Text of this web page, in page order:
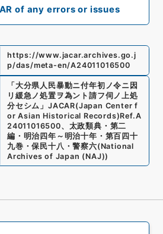
of any errors or issues
https://www.jacar.archives.go.j
p/das/meta-en/A24011016500
「大分県人民暴動ニ付年初ノ令ニ因
リ緩急ノ処置ヲ為ント請フ伺ノ上処
分セシム 」 JACAR(Japan Center f
or Asian Historical Records)Ref.A
24011016500、 太政類典・第二
編・明治四年～明治十年・第百四十
九巻・保民十八・警察六(National
Archives of Japan (NAJ))